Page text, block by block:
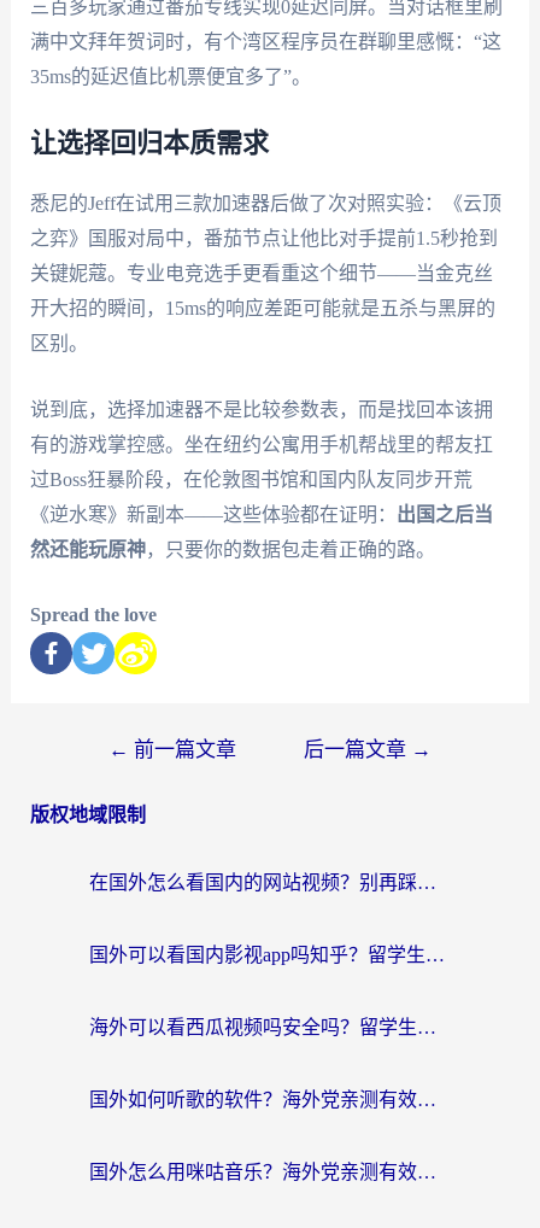
三百多玩家通过番茄专线实现0延迟同屏。当对话框里刷
满中文拜年贺词时，有个湾区程序员在群聊里感慨：“这
35ms的延迟值比机票便宜多了”。
让选择回归本质需求
悉尼的Jeff在试用三款加速器后做了次对照实验：《云顶
之弈》国服对局中，番茄节点让他比对手提前1.5秒抢到
关键妮蔻。专业电竞选手更看重这个细节——当金克丝
开大招的瞬间，15ms的响应差距可能就是五杀与黑屏的
区别。
说到底，选择加速器不是比较参数表，而是找回本该拥
有的游戏掌控感。坐在纽约公寓用手机帮战里的帮友扛
过Boss狂暴阶段，在伦敦图书馆和国内队友同步开荒
《逆水寒》新副本——这些体验都在证明： 出国之后当
然还能玩原神，只要你的数据包走着正确的路。
Spread the love
← 前一篇文章 后一篇文章 →
版权地域限制
在国外怎么看国内的网站视频？别再踩坑！选对加速器秒回国内冲浪
国外可以看国内影视app吗知乎？留学生亲测有效的回国加速方案
海外可以看西瓜视频吗安全吗？留学生亲测：3步解决回国追剧难题，附靠谱加速器推荐
国外如何听歌的软件？海外党亲测有效的回国加速器指南
国外怎么用咪咕音乐？海外党亲测有效的听歌自由指南